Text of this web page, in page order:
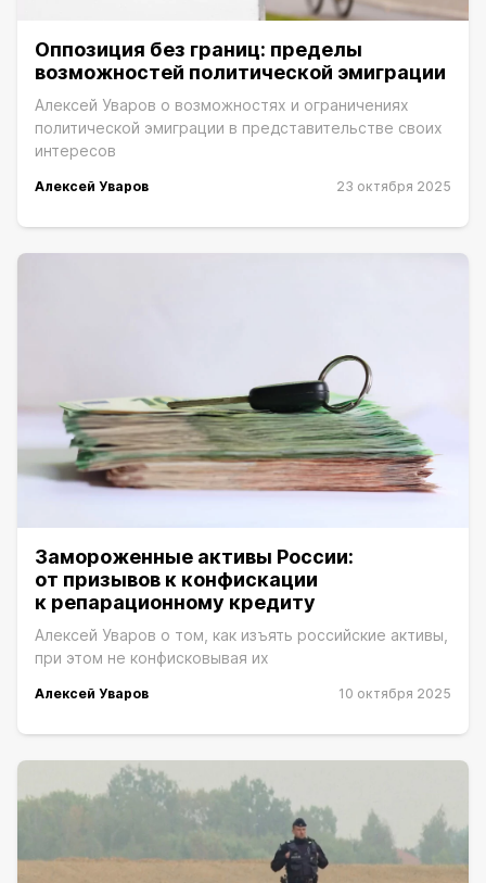
Оппозиция без границ: пределы
возможностей политической эмиграции
Алексей Уваров о возможностях и ограничениях
политической эмиграции в представительстве своих
интересов
Алексей Уваров 23 октября 2025
Замороженные активы России:
от призывов к конфискации
к репарационному кредиту
Алексей Уваров о том, как изъять российские активы,
при этом не конфисковывая их
Алексей Уваров 10 октября 2025